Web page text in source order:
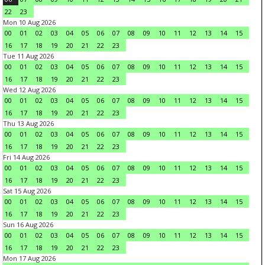
22
23
Mon 10 Aug 2026
00
01 02 03 04 05 06 07 08 09 10 11 12 13 14
15
16
17 18 19 20 21 22
23
Tue 11 Aug 2026
00
01 02 03 04 05 06 07 08 09 10 11 12 13 14
15
16
17 18 19 20 21 22
23
Wed 12 Aug 2026
00
01 02 03 04 05 06 07 08 09 10 11 12 13 14
15
16
17 18 19 20 21 22
23
Thu 13 Aug 2026
00
01 02 03 04 05 06 07 08 09 10 11 12 13 14
15
16
17 18 19 20 21 22
23
Fri 14 Aug 2026
00
01 02 03 04 05 06 07 08 09 10 11 12 13 14
15
16
17 18 19 20 21 22
23
Sat 15 Aug 2026
00
01 02 03 04 05 06 07 08 09 10 11 12 13 14
15
16
17 18 19 20 21 22
23
Sun 16 Aug 2026
00
01 02 03 04 05 06 07 08 09 10 11 12 13 14
15
16
17 18 19 20 21 22
23
Mon 17 Aug 2026